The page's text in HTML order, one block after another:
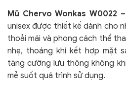
Mũ Chervo Wonkas W0022
unisex được thiết kế dành cho
thoải mái và phong cách thể
nhẹ, thoáng khí kết hợp mặt
tăng cường lưu thông không
mẻ suốt quá trình sử dụng.